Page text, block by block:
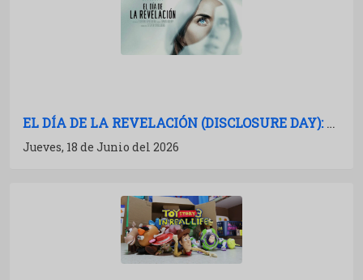
EL DÍA DE LA REVELACIÓN (DISCLOSURE DAY): CRÍTICA Y ANÁLISIS
Jueves, 18 de Junio del 2026